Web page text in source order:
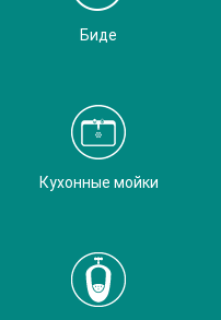
Биде
Кухонные мойки